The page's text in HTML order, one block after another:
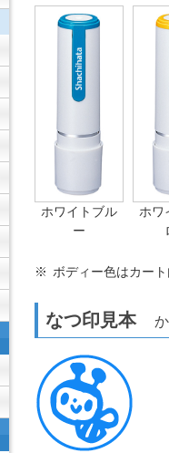
ホワイトブル
ー
ホワ
ボディー色はカー
なつ印見本